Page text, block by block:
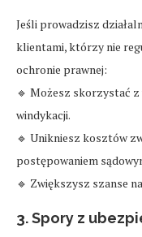
Jeśli prowadzisz
klientami, którzy nie
ochronie prawnej:
🔹 Możesz skorzystać z
windykacji.
🔹 Unikniesz kosztów
postępowaniem
🔹 Zwiększysz szanse
3. Spory z